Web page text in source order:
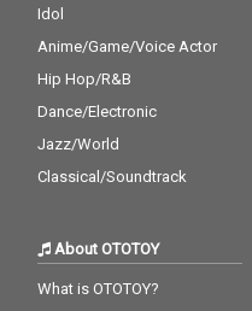
Idol
Anime/Game/Voice Actor
Hip Hop/R&B
Dance/Electronic
Jazz/World
Classical/Soundtrack
About OTOTOY
What is OTOTOY?